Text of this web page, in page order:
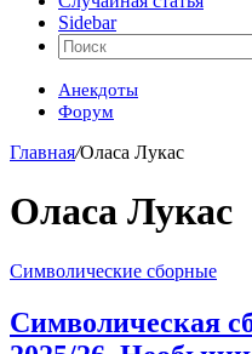
Sidebar
Анекдоты
Форум
Главная/Оласа Лукас
Оласа Лукас
Символические сборные
Символическая